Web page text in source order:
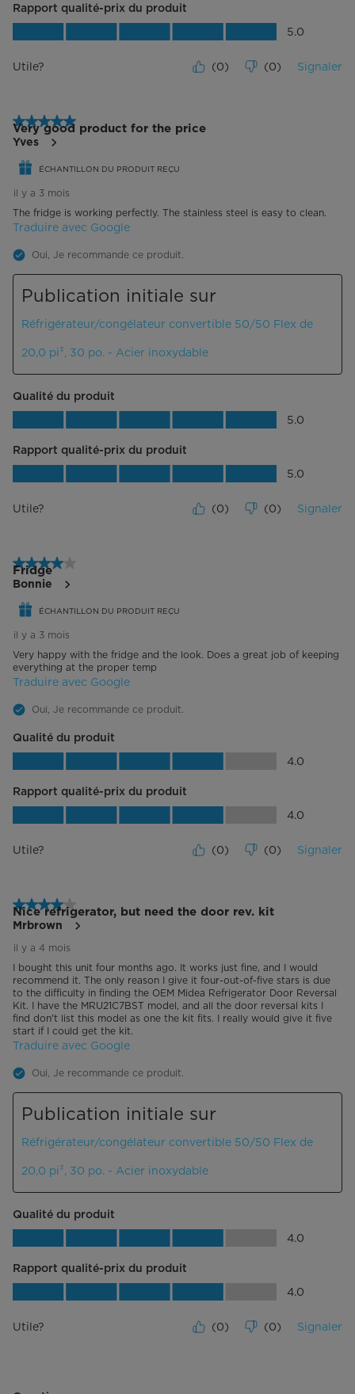
Rapport qualité-prix du produit
Rapport qualité-prix du produit, 5.0
5.0
Utile? (0) (0) Signaler
5 étoile(s) sur 5.
Very good product for the price
Yves
ÉCHANTILLON DU PRODUIT REÇU
il y a 3 mois
The fridge is working perfectly. The stainless steel is easy to clean.
Traduire avec Google
Oui, Je recommande ce produit.
Publication initiale sur
Réfrigérateur/congélateur convertible 50/50 Flex de
20,0 pi³, 30 po. - Acier inoxydable
Qualité du produit
Qualité du produit, 5.0 sur 5 5.0
Rapport qualité-prix du produit
Rapport qualité-prix du produit, 5.0
5.0
Utile? (0) (0) Signaler
4 étoile(s) sur 5.
Fridge
Bonnie
ÉCHANTILLON DU PRODUIT REÇU
il y a 3 mois
Very happy with the fridge and the look. Does a great job of keeping
everything at the proper temp
Traduire avec Google
Oui, Je recommande ce produit.
Qualité du produit
Qualité du produit, 4.0 sur 5 4.0
Rapport qualité-prix du produit
Rapport qualité-prix du produit, 4.0
4.0
Utile? (0) (0) Signaler
4 étoile(s) sur 5.
Nice refrigerator, but need the door rev. kit
Mrbrown
il y a 4 mois
I bought this unit four months ago. It works just fine, and I would
recommend it. The only reason I give it four-out-of-five stars is due
to the difficulty in finding the OEM Midea Refrigerator Door Reversal
Kit. I have the MRU21C7BST model, and all the door reversal kits I
find don't list this model as one the kit fits. I really would give it five
start if I could get the kit.
Traduire avec Google
Oui, Je recommande ce produit.
Publication initiale sur
Réfrigérateur/congélateur convertible 50/50 Flex de
20,0 pi³, 30 po. - Acier inoxydable
Qualité du produit
Qualité du produit, 4.0 sur 5 4.0
Rapport qualité-prix du produit
Rapport qualité-prix du produit, 4.0
4.0
Utile? (0) (0) Signaler